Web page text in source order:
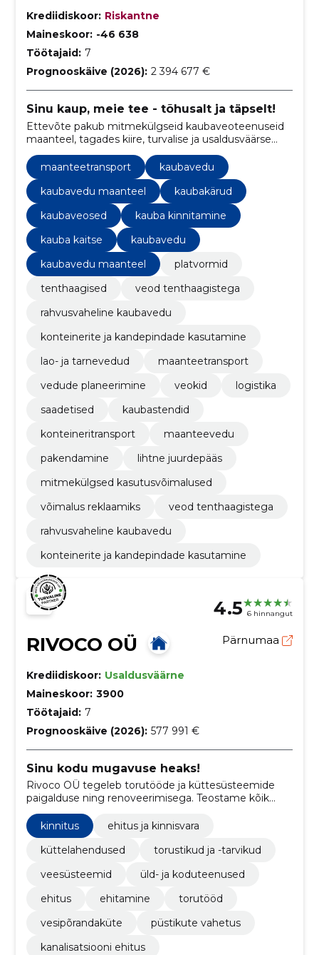
Krediidiskoor: Riskantne
Maineskoor: -46 638
Töötajaid: 7
Prognooskäive (2026): 2 394 677 €
Sinu kaup, meie tee - tõhusalt ja täpselt!
Ettevõte pakub mitmekülgseid kaubaveoteenuseid
maanteel, tagades kiire, turvalise ja usaldusväärse
maanteetransport
kaubavedu
kaubavedu maanteel
kaubakärud
kaubaveosed
kauba kinnitamine
kauba kaitse
kaubavedu
kaubavedu maanteel
platvormid
tenthaagised
veod tenthaagistega
rahvusvaheline kaubavedu
konteinerite ja kandepindade kasutamine
lao- ja tarnevedud
maanteetransport
vedude planeerimine
veokid
logistika
saadetised
kaubastendid
konteineritransport
maanteevedu
pakendamine
lihtne juurdepääs
mitmekülgsed kasutusvõimalused
võimalus reklaamiks
veod tenthaagistega
rahvusvaheline kaubavedu
konteinerite ja kandepindade kasutamine
4.5 6 hinnangut
RIVOCO OÜ Pärnumaa
Krediidiskoor: Usaldusväärne
Maineskoor: 3900
Töötajaid: 7
Prognooskäive (2026): 577 991 €
Sinu kodu mugavuse heaks!
Rivoco OÜ tegeleb torutööde ja küttesüsteemide
paigalduse ning renoveerimisega. Teostame kõik
torutööd, vee ja kanalisatsioonitööd
kinnitus
ehitus ja kinnisvara
küttelahendused
torustikud ja -tarvikud
veesüsteemid
üld- ja koduteenused
ehitus
ehitamine
torutööd
vesipõrandaküte
püstikute vahetus
kanalisatsiooni ehitus